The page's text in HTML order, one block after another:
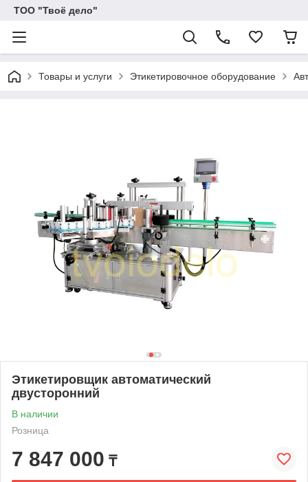
ТОО "Твоё дело"
Товары и услуги Этикетировочное оборудование
Этикетировщик автоматический
двусторонний
В наличии
Розница
7 847 000 ₸